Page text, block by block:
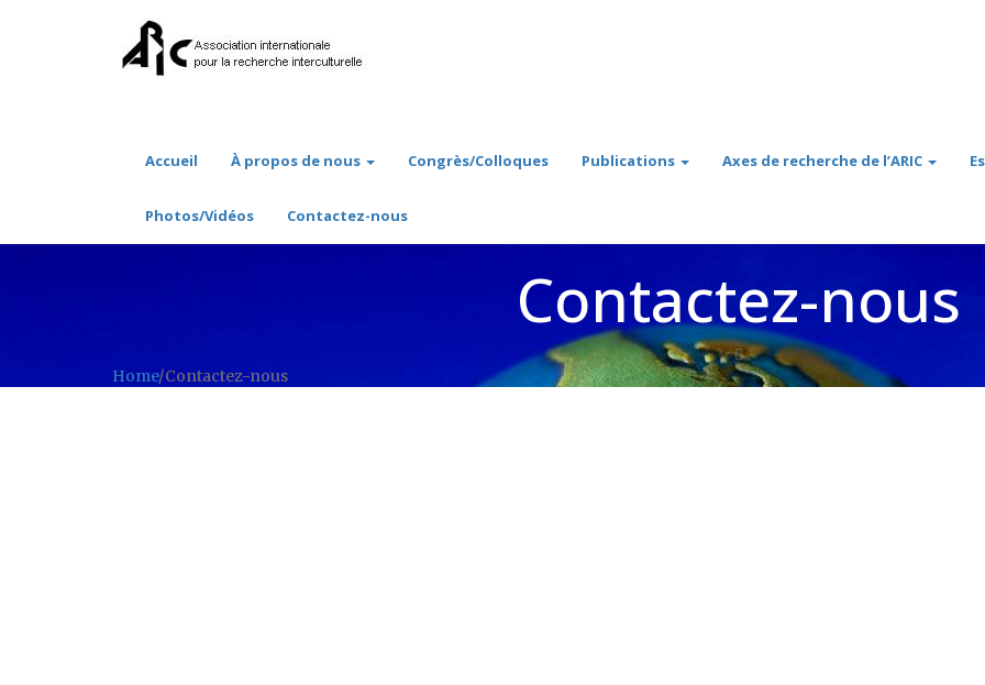
Accueil À propos de nous Congrès/Colloques Publications Axes de recherche de l’ARIC
Photos/Vidéos Contactez-nous
Contactez-nous
Home/Contactez-nous